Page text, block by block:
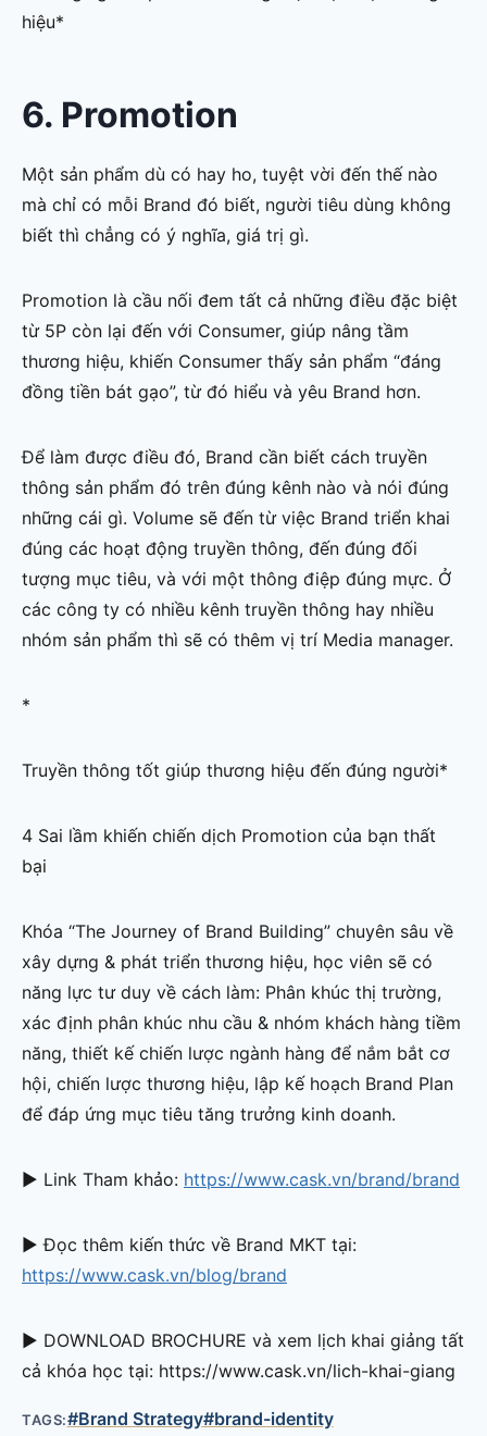
hiệu*
6. Promotion
Một sản phẩm dù có hay ho, tuyệt vời đến thế nào
mà chỉ có mỗi Brand đó biết, người tiêu dùng không
biết thì chẳng có ý nghĩa, giá trị gì.
Promotion là cầu nối đem tất cả những điều đặc biệt
từ 5P còn lại đến với Consumer, giúp nâng tầm
thương hiệu, khiến Consumer thấy sản phẩm “đáng
đồng tiền bát gạo”, từ đó hiểu và yêu Brand hơn.
Để làm được điều đó, Brand cần biết cách truyền
thông sản phẩm đó trên đúng kênh nào và nói đúng
những cái gì. Volume sẽ đến từ việc Brand triển khai
đúng các hoạt động truyền thông, đến đúng đối
tượng mục tiêu, và với một thông điệp đúng mực. Ở
các công ty có nhiều kênh truyền thông hay nhiều
nhóm sản phẩm thì sẽ có thêm vị trí Media manager.
*
Truyền thông tốt giúp thương hiệu đến đúng người*
4 Sai lầm khiến chiến dịch Promotion của bạn thất
bại
Khóa “The Journey of Brand Building” chuyên sâu về
xây dựng & phát triển thương hiệu, học viên sẽ có
năng lực tư duy về cách làm: Phân khúc thị trường,
xác định phân khúc nhu cầu & nhóm khách hàng tiềm
năng, thiết kế chiến lược ngành hàng để nắm bắt cơ
hội, chiến lược thương hiệu, lập kế hoạch Brand Plan
để đáp ứng mục tiêu tăng trưởng kinh doanh.
► Link Tham khảo: https://www.cask.vn/brand/brand
► Đọc thêm kiến thức về Brand MKT tại:
https://www.cask.vn/blog/brand
► DOWNLOAD BROCHURE và xem lịch khai giảng tất
cả khóa học tại: https://www.cask.vn/lich-khai-giang
TAGS:#Brand Strategy#brand-identity